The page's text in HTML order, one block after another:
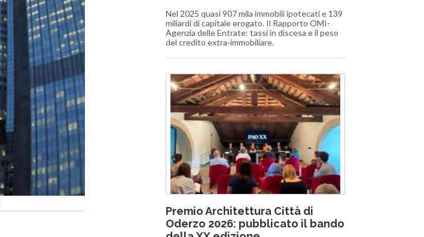
Nel 2025 quasi 907 mila immobili ipotecati e 139
miliardi di capitale erogato. Il Rapporto OMI-
Agenzia delle Entrate: tassi in discesa e il peso
del credito extra-immobiliare.
Premio Architettura Città di
Oderzo 2026: pubblicato il bando